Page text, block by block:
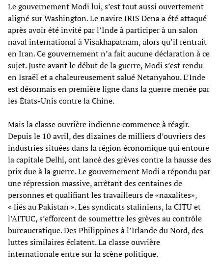
Le gouvernement Modi lui, s’est tout aussi ouvertement
aligné sur Washington. Le navire IRIS Dena a été attaqué
après avoir été invité par l’Inde à participer à un salon
naval international à Visakhapatnam, alors qu’il rentrait
en Iran. Ce gouvernement n’a fait aucune déclaration à ce
sujet. Juste avant le début de la guerre, Modi s’est rendu
en Israël et a chaleureusement salué Netanyahou. L’Inde
est désormais en première ligne dans la guerre menée par
les États-Unis contre la Chine.
Mais la classe ouvrière indienne commence à réagir.
Depuis le 10 avril, des dizaines de milliers d’ouvriers des
industries situées dans la région économique qui entoure
la capitale Delhi, ont lancé des grèves contre la hausse des
prix due à la guerre. Le gouvernement Modi a répondu par
une répression massive, arrêtant des centaines de
personnes et qualifiant les travailleurs de «naxalites»,
« liés au Pakistan ». Les syndicats staliniens, la CITU et
l’AITUC, s’efforcent de soumettre les grèves au contrôle
bureaucratique. Des Philippines à l’Irlande du Nord, des
luttes similaires éclatent. La classe ouvrière
internationale entre sur la scène politique.